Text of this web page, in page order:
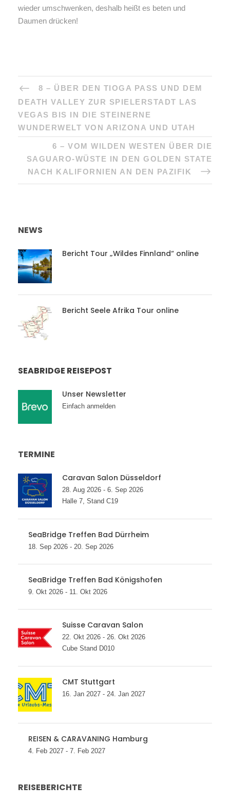
wieder umschwenken, deshalb heißt es beten und
Daumen drücken!
8 – ÜBER DEN TIOGA PASS UND DEM
DEATH VALLEY ZUR SPIELERSTADT LAS
VEGAS BIS IN DIE STEINERNE
WUNDERWELT VON ARIZONA UND UTAH
6 – VOM WILDEN WESTEN ÜBER DIE
SAGUARO-WÜSTE IN DEN GOLDEN STATE
NACH KALIFORNIEN AN DEN PAZIFIK
NEWS
Bericht Tour „Wildes Finnland“ online
Bericht Seele Afrika Tour online
SEABRIDGE REISEPOST
Unser Newsletter
Einfach anmelden
TERMINE
Caravan Salon Düsseldorf
28. Aug 2026 - 6. Sep 2026
Halle 7, Stand C19
SeaBridge Treffen Bad Dürrheim
18. Sep 2026 - 20. Sep 2026
SeaBridge Treffen Bad Königshofen
9. Okt 2026 - 11. Okt 2026
Suisse Caravan Salon
22. Okt 2026 - 26. Okt 2026
Cube Stand D010
CMT Stuttgart
16. Jan 2027 - 24. Jan 2027
REISEN & CARAVANING Hamburg
4. Feb 2027 - 7. Feb 2027
REISEBERICHTE